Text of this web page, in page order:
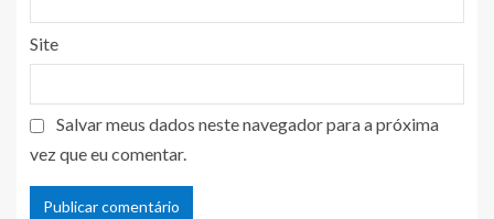
Site
Salvar meus dados neste navegador para a próxima
vez que eu comentar.